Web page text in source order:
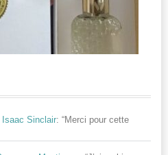
Isaac Sinclair: “Merci pour cette